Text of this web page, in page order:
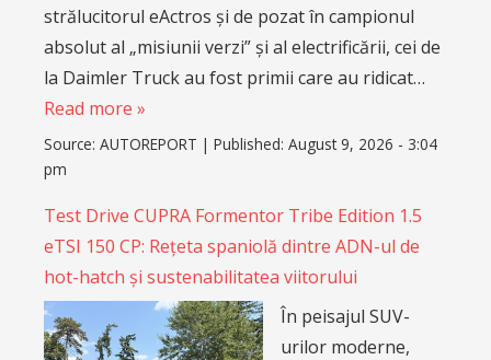
strălucitorul eActros și de pozat în campionul
absolut al „misiunii verzi” și al electrificării, cei de
la Daimler Truck au fost primii care au ridicat…
Read more »
Source: AUTOREPORT | Published: August 9, 2026 - 3:04
pm
Test Drive CUPRA Formentor Tribe Edition 1.5
eTSI 150 CP: Rețeta spaniolă dintre ADN-ul de
hot-hatch și sustenabilitatea viitorului
În peisajul SUV-
urilor moderne,